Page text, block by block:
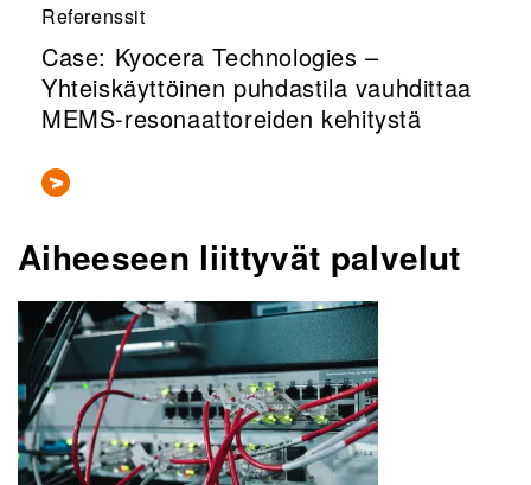
Referenssit
Case: Kyocera Technologies –
Yhteiskäyttöinen puhdastila vauhdittaa
MEMS-resonaattoreiden kehitystä
Aiheeseen liittyvät palvelut